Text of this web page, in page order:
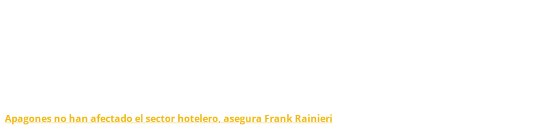
Apagones no han afectado el sector hotelero, asegura Frank Rainieri